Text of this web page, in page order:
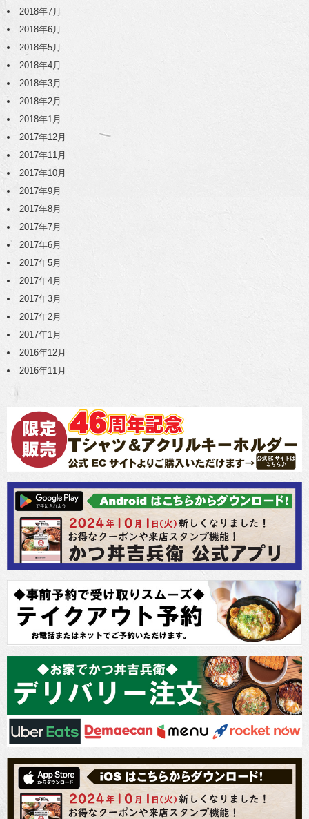
2018年7月
2018年6月
2018年5月
2018年4月
2018年3月
2018年2月
2018年1月
2017年12月
2017年11月
2017年10月
2017年9月
2017年8月
2017年7月
2017年6月
2017年5月
2017年4月
2017年3月
2017年2月
2017年1月
2016年12月
2016年11月